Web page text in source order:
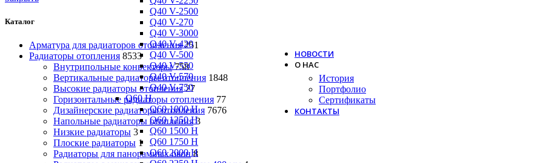
Q40 V-2500
Q40 V-270
Q40 V-3000
Q40 V-420
Q40 V-500
Q40 V-550
Q40 V-570
Q40 V-750
Q60 H
Q60 1000 H
Q60 1250 H
Q60 1500 H
Q60 1750 H
Q60 2000 H
НОВОСТИ
О НАС
История
Портфолио
Сертификаты
КОНТАКТЫ
Каталог
Арматура для радиаторов отопления 251
Радиаторы отопления 8533
Внутрипольные конвекторы 758
Вертикальные радиаторы отопления 1848
Высокие радиаторы отопления 27
Горизонтальные радиаторы отопления 77
Дизайнерские радиаторы отопления 7676
Напольные радиаторы отопления 3
Низкие радиаторы 3
Плоские радиаторы 1
Радиаторы для панорамных окон 8